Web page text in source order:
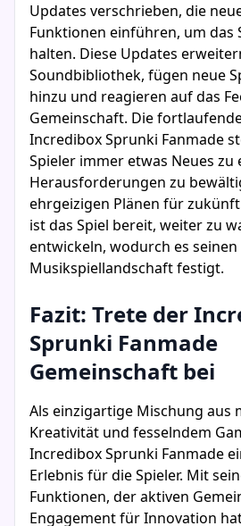
Updates verschrieben, die
Funktionen einführen, um das
halten. Diese Updates
Soundbibliothek, fügen neue
hinzu und reagieren auf das
Gemeinschaft. Die
Incredibox Sprunki Fanmade
Spieler immer etwas Neues
Herausforderungen zu
ehrgeizigen Plänen für
ist das Spiel bereit, weiter zu
entwickeln, wodurch es
Musikspiellandschaft festigt.
Fazit: Trete der
Sprunki Fanmade
Gemeinschaft bei
Als einzigartige Mischung aus
Kreativität und fesselndem
Incredibox Sprunki Fanmade
Erlebnis für die Spieler. Mit
Funktionen, der aktiven
Engagement für Innovation